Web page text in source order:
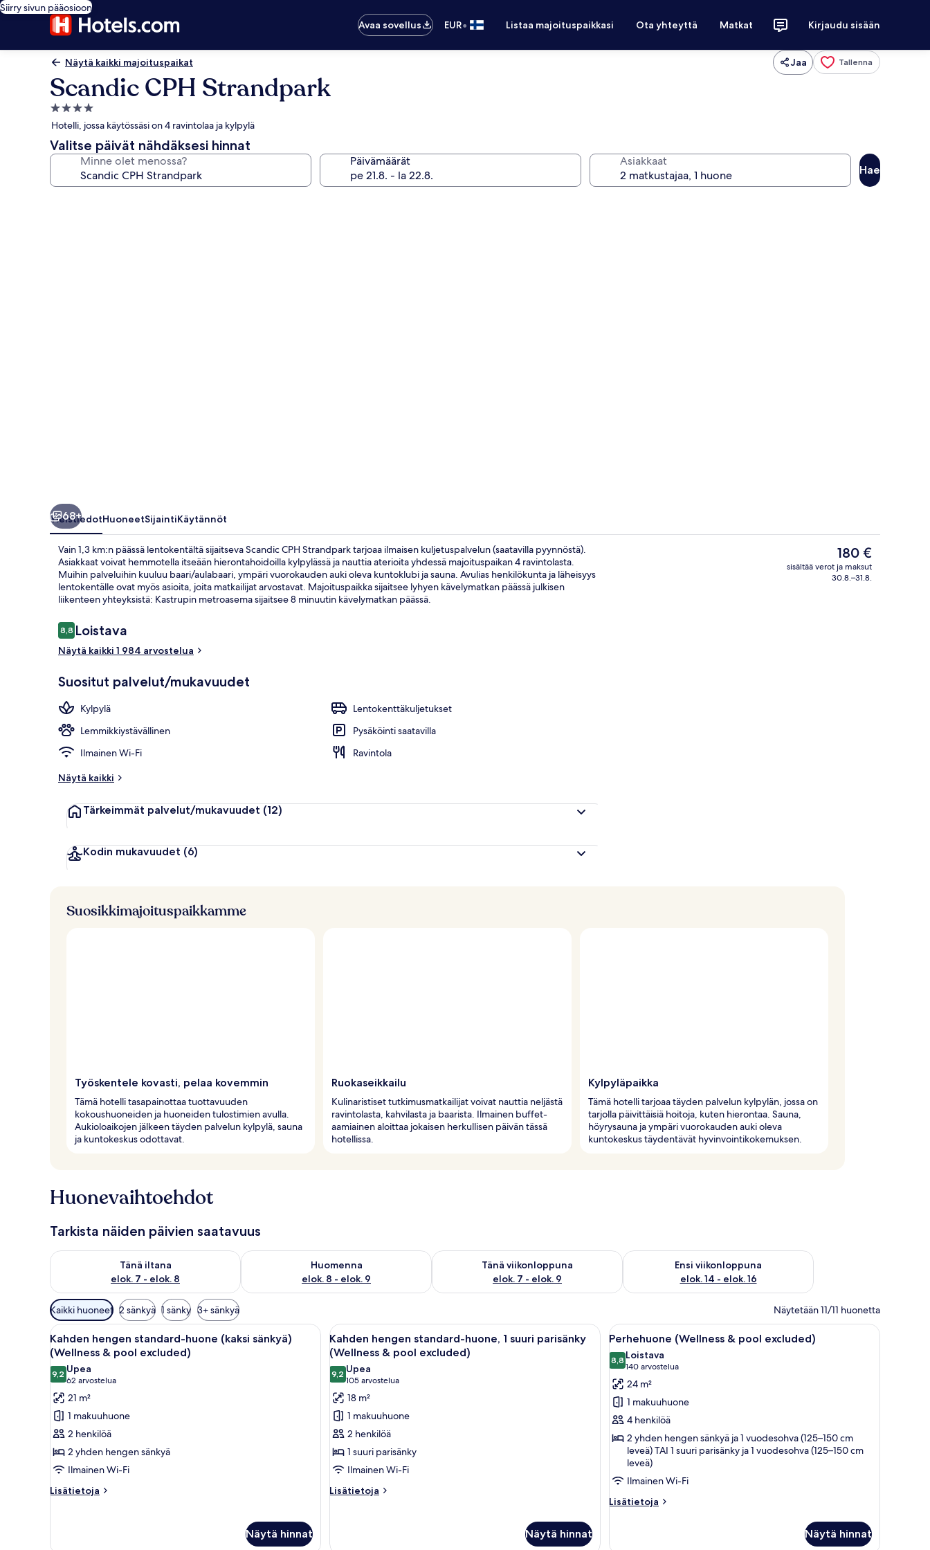
Siirry sivun pääosioon
Avaa sovellus
EUR• Listaa majoituspaikkasi Ota yhteyttä Matkat Kirjaudu sisään
Näytä kaikki majoituspaikat Jaa Tallenna
Scandic CPH Strandpark
4.0
tähden
majoituspaikka
Hotelli, jossa käytössäsi on 4 ravintolaa ja kylpylä
Valitse päivät nähdäksesi hinnat
Minne olet menossa? Päivämäärät Asiakkaat
Hae
68+
YleistiedotHuoneetSijaintiKäytännöt
Vain 1,3 km:n päässä lentokentältä sijaitseva Scandic CPH Strandpark tarjoaa ilmaisen kuljetuspalvelun (saatavilla pyynnöstä).
Asiakkaat voivat hemmotella itseään hierontahoidoilla kylpylässä ja nauttia aterioita yhdessä majoituspaikan 4 ravintolasta.
Muihin palveluihin kuuluu baari/aulabaari, ympäri vuorokauden auki oleva kuntoklubi ja sauna. Avulias henkilökunta ja läheisyys
lentokentälle ovat myös asioita, joita matkailijat arvostavat. Majoituspaikka sijaitsee lyhyen kävelymatkan päässä julkisen
liikenteen yhteyksistä: Kastrupin metroasema sijaitsee 8 minuutin kävelymatkan päässä.
Arvostelut
8,88,8 kautta 10.
Loistava
Näytä kaikki 1 984 arvostelua
Suositut palvelut/mukavuudet
Kylpylä
Lentokenttäkuljetukset
Lemmikkiystävällinen
Pysäköinti saatavilla
Ilmainen Wi-Fi
Ravintola
Näytä kaikki
Tärkeimmät palvelut/mukavuudet (12)
Kodin mukavuudet (6)
Nykyinen
hinta
on
180 €
sisältää verot ja maksut
30.8.–31.8.
Suosikkimajoituspaikkamme
Työskentele kovasti, pelaa kovemmin
Tämä hotelli tasapainottaa tuottavuuden
kokoushuoneiden ja huoneiden tulostimien avulla.
Aukioloaikojen jälkeen täyden palvelun kylpylä, sauna
ja kuntokeskus odottavat.
Ruokaseikkailu
Kulinaristiset tutkimusmatkailijat voivat nauttia neljästä
ravintolasta, kahvilasta ja baarista. Ilmainen buffet-
aamiainen aloittaa jokaisen herkullisen päivän tässä
hotellissa.
Kylpyläpaikka
Tämä hotelli tarjoaa täyden palvelun kylpylän, jossa on
tarjolla päivittäisiä hoitoja, kuten hierontaa. Sauna,
höyrysauna ja ympäri vuorokauden auki oleva
kuntokeskus täydentävät hyvinvointikokemuksen.
Huonevaihtoehdot
Tarkista näiden päivien saatavuus
Tänä iltana
elok. 7 - elok. 8
Tarkista tämän illan saatavuus elok. 7 - elok. 8
Huomenna
elok. 8 - elok. 9
Tarkista huomisen saatavuus elok. 8 - elok. 9
Tänä viikonloppuna
elok. 7 - elok. 9
Tarkista tämän viikonlopun saatavuus elok. 7 - elok. 9
Ensi viikonloppuna
elok. 14 - elok. 16
Tarkista ensi viikonlopun saatavuus elok. 14 - elok. 16
Huoneille
saatavilla
olevia
suodattimia
Kaikki huoneet 2 sänkyä 1 sänky 3+ sänkyä Näytetään 11/11 huonetta
Avaa
kaikki
huonetyypin
Kahden
hengen
standard-
huone
(kaksi
sänkyä)
(Wellness
&
Hotellihuone, jossa on kaksi sänkyä, näköala parkkipaikalle, tuoli ja lamppu.
7
Kahden hengen standard-huone (kaksi sänkyä)
(Wellness & pool excluded)
9,29,2 kautta 10
Upea
62 arvostelua
(62
arvostelua)
21 m²
1 makuuhuone
2 henkilöä
2 yhden hengen sänkyä
Ilmainen Wi-Fi
Lisätietoja
Lisätietoja
Näytä hinnat
Avaa
kaikki
huonetyypin
Kahden
hengen
standard-
huone,
1
suuri
parisänky
(Wellness
Kahden hengen standard-huone, 1 suuri parisänky (Wellness & pool excluded) | Tallelokero huoneessa,
6
Kahden hengen standard-huone, 1 suuri parisänky
(Wellness & pool excluded)
9,29,2 kautta 10
Upea
105 arvostelua
(105
arvostelua)
18 m²
1 makuuhuone
2 henkilöä
1 suuri parisänky
Ilmainen Wi-Fi
Lisätietoja
Lisätietoja
Näytä hinnat
Avaa
kaikki
huonetyypin
Perhehuone
(Wellness
&
pool
excluded)
kuvat
Moderni olohuone, jossa on harmaa
8
Perhehuone (Wellness & pool excluded)
8,88,8 kautta 10
Loistava
140 arvostelua
(140
arvostelua)
24 m²
1 makuuhuone
4 henkilöä
2 yhden hengen sänkyä ja 1 vuodesohva (125–150 cm
leveä) TAI 1 suuri parisänky ja 1 vuodesohva (125–150 cm
leveä)
Ilmainen Wi-Fi
Lisätietoja
Lisätietoja
Näytä hinnat